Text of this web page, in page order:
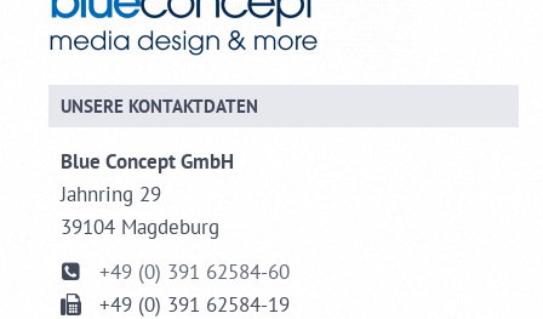
UNSERE KONTAKTDATEN
Blue Concept GmbH
Jahnring 29
39104 Magdeburg
+49 (0) 391 62584-60
+49 (0) 391 62584-19